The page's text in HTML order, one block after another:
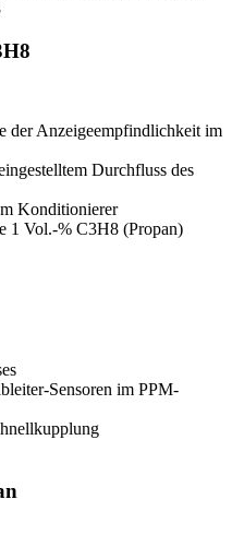
der Anzeigeempfindlichkeit im
Durchfluss des
Konditionierer
1 Vol.-% C3H8 (Propan)
Sensoren im PPM-